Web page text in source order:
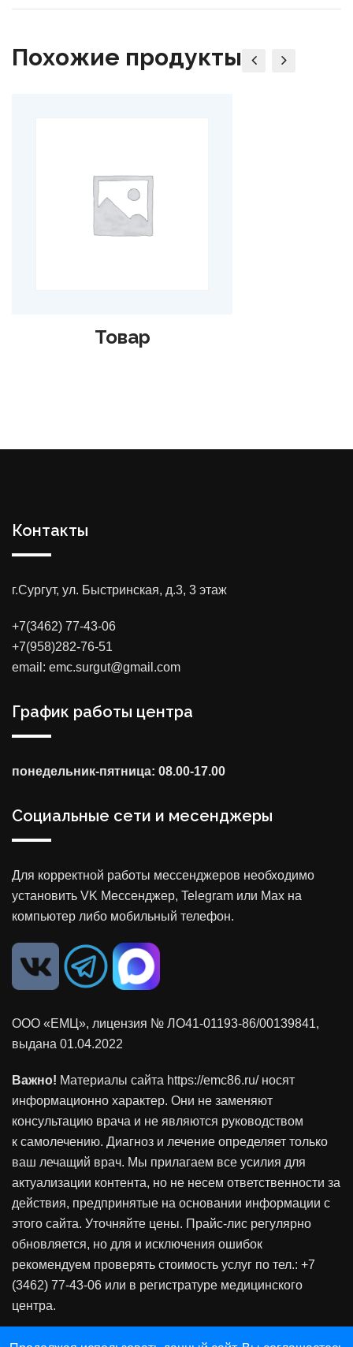
Похожие продукты
Товар
Контакты
г.Сургут, ул. Быстринская, д.3, 3 этаж
+7(3462) 77-43-06
+7(958)282-76-51
email: emc.surgut@gmail.com
График работы центра
понедельник-пятница: 08.00-17.00
Социальные сети и месенджеры
Для корректной работы мессенджеров необходимо
установить VK Мессенджер, Telegram или Max на
компьютер либо мобильный телефон.
ООО «ЕМЦ», лицензия № ЛО41-01193-86/00139841,
выдана 01.04.2022
Важно! Материалы сайта https://emc86.ru/ носят
информационно характер. Они не заменяют
консультацию врача и не являются руководством
к самолечению. Диагноз и лечение определяет только
ваш лечащий врач. Мы прилагаем все усилия для
актуализации контента, но не несем ответственности за
действия, предпринятые на основании информации с
этого сайта. Уточняйте цены. Прайс-лис регулярно
обновляется, но для и исключения ошибок
рекомендуем проверять стоимость услуг по тел.: +7
(3462) 77-43-06 или в регистратуре медицинского
центра.